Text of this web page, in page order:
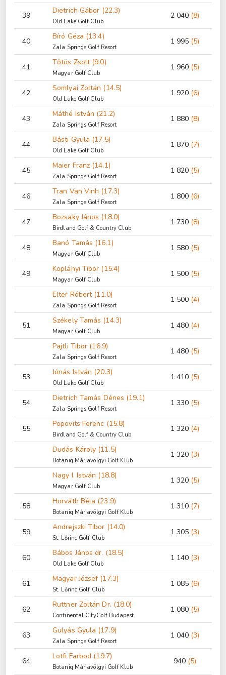
39.
Dietrich Gábor (22.3)
Old Lake Golf Club
2 040 (8)
40.
Bíró Géza (13.4)
Zala Springs Golf Resort
1 995 (5)
41.
Tőtös Zsolt (9.0)
Magyar Golf Club
1 960 (5)
42.
Somlyai Zoltán (14.5)
Old Lake Golf Club
1 920 (6)
43.
Máthé István (21.2)
Zala Springs Golf Resort
1 880 (8)
44.
Básti Gyula (17.5)
Old Lake Golf Club
1 870 (7)
45.
Maier Franz (14.1)
Zala Springs Golf Resort
1 820 (5)
46.
Tran Van Vinh (17.3)
Zala Springs Golf Resort
1 800 (6)
47.
Bozsaky János (18.0)
Birdland Golf & Country Club
1 730 (8)
48.
Banó Tamás (16.1)
Magyar Golf Club
1 580 (5)
49.
Koplányi Tibor (15.4)
Magyar Golf Club
1 500 (5)
Elter Róbert (11.0)
Zala Springs Golf Resort
1 500 (4)
51.
Székely Tamás (14.3)
Magyar Golf Club
1 480 (4)
Pajtli Tibor (16.9)
Zala Springs Golf Resort
1 480 (5)
53.
Jónás István (20.3)
Old Lake Golf Club
1 410 (5)
54.
Dietrich Tamás Dénes (19.1)
Zala Springs Golf Resort
1 330 (5)
55.
Popovits Ferenc (15.8)
Birdland Golf & Country Club
1 320 (4)
Dudás Károly (11.5)
Botaniq Máriavölgyi Golf Klub
1 320 (3)
Nagy I. István (18.8)
Magyar Golf Club
1 320 (5)
58.
Horváth Béla (23.9)
Botaniq Máriavölgyi Golf Klub
1 310 (7)
59.
Andrejszki Tibor (14.0)
St. Lőrinc Golf Club
1 305 (3)
60.
Bábos János dr. (18.5)
Old Lake Golf Club
1 140 (3)
61.
Magyar József (17.3)
St. Lőrinc Golf Club
1 085 (6)
62.
Ruttner Zoltán Dr. (18.0)
Continental CityGolf Budapest
1 080 (5)
63.
Gulyás Gyula (17.9)
Zala Springs Golf Resort
1 040 (3)
64.
Lotfi Farbod (19.7)
Botaniq Máriavölgyi Golf Klub
940 (5)